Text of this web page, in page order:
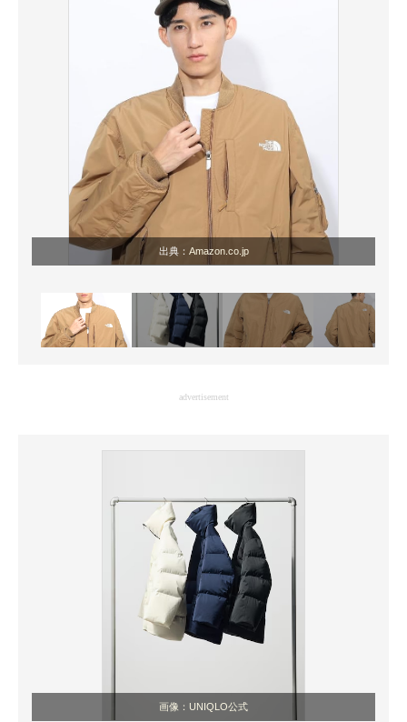
スマホと通信の最新トレンド
進化するPCとデバイスの未来
好きが集まる 比べて選べる
ビジネスと働き方のヒント
AI活用のいまが分かる
企業ITのトレンドを詳説
経営リーダーのコミュニティ
マーケ×ITの今がよく分かる
ITエンジニア向け専門サイト
製造業のIT導入・活用を支援
エレクトロニクス専門サイト
電子設計の基本と応用
エネルギーの専門メディア
出典： Amazon.co.jp
advertisement
画像：UNIQLO公式